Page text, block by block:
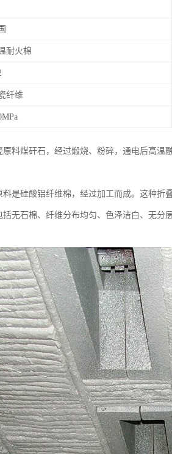
耐火棉
纤维
料煤矸石，经过煅烧、粉碎，通电后高
是硅酸铝纤维棉，经过加工而成。这种
无石棉、纤维分布均匀、色泽洁白、无